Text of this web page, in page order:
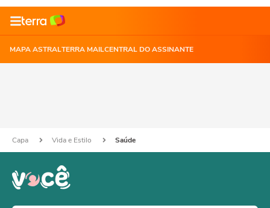
MAPA ASTRALTERRA MAILCENTRAL DO ASSINANTE
Capa Vida e Estilo Saúde